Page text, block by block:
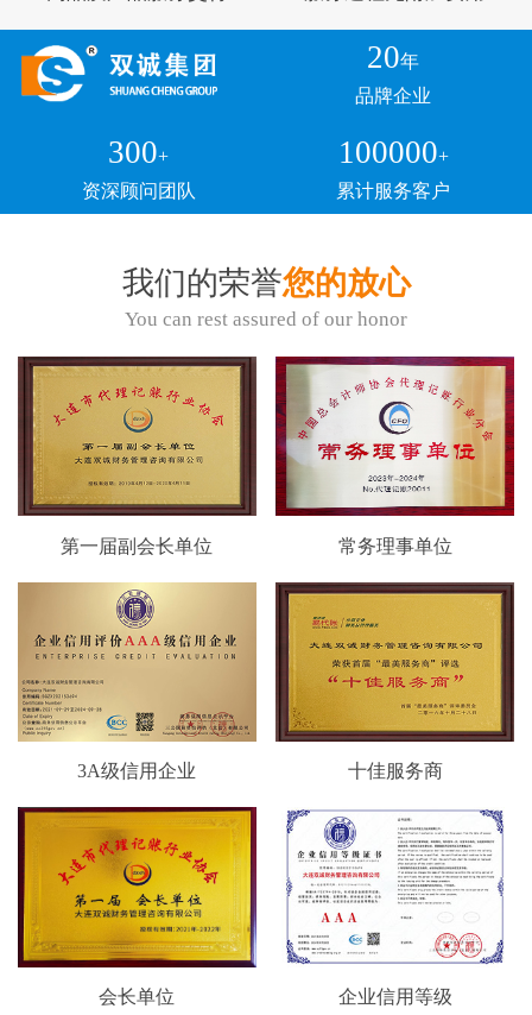
20年
品牌企业
300+
资深顾问团队
100000+
累计服务客户
我们的荣誉您的放心
You can rest assured of our honor
第一届副会长单位 常务理事单位
3A级信用企业 十佳服务商
会长单位 企业信用等级